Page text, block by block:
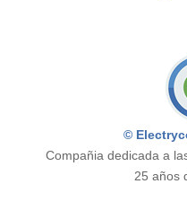
©
Compañia dedicada a
25 años